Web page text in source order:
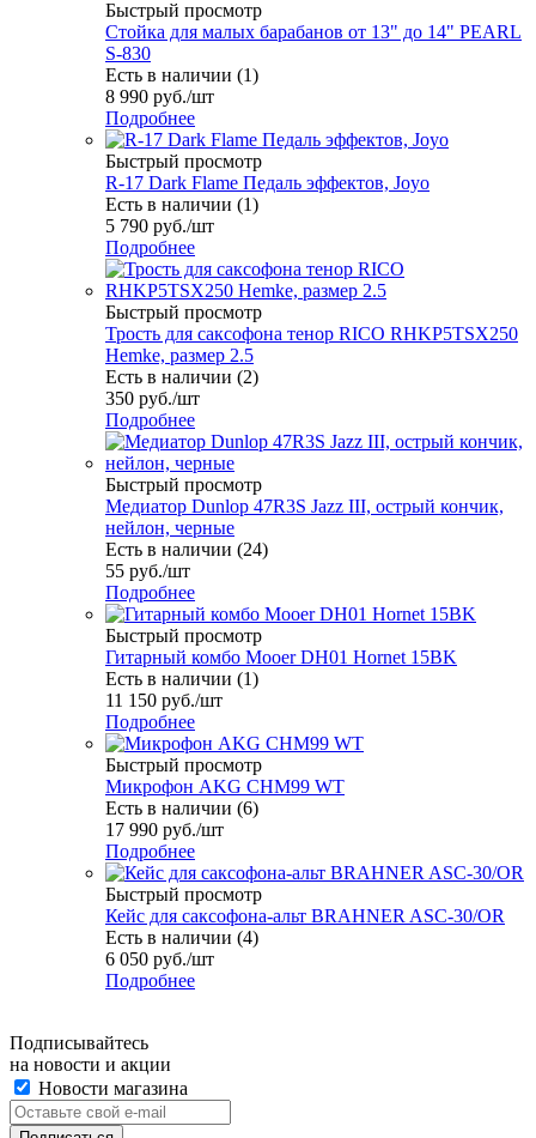
Быстрый просмотр
Стойка для малых барабанов от 13" до 14" PEARL
S-830
Есть в наличии (1)
8 990 руб./шт
Подробнее
Быстрый просмотр
R-17 Dark Flame Педаль эффектов, Joyo
Есть в наличии (1)
5 790 руб./шт
Подробнее
Быстрый просмотр
Трость для саксофона тенор RICO RHKP5TSX250
Hemke, размер 2.5
Есть в наличии (2)
350 руб./шт
Подробнее
Быстрый просмотр
Медиатор Dunlop 47R3S Jazz III, острый кончик,
нейлон, черные
Есть в наличии (24)
55 руб./шт
Подробнее
Быстрый просмотр
Гитарный комбо Mooer DH01 Hornet 15BK
Есть в наличии (1)
11 150 руб./шт
Подробнее
Быстрый просмотр
Микрофон AKG CHM99 WT
Есть в наличии (6)
17 990 руб./шт
Подробнее
Быстрый просмотр
Кейс для саксофона-альт BRAHNER ASC-30/OR
Есть в наличии (4)
6 050 руб./шт
Подробнее
Подписывайтесь
на новости и акции
Новости магазина